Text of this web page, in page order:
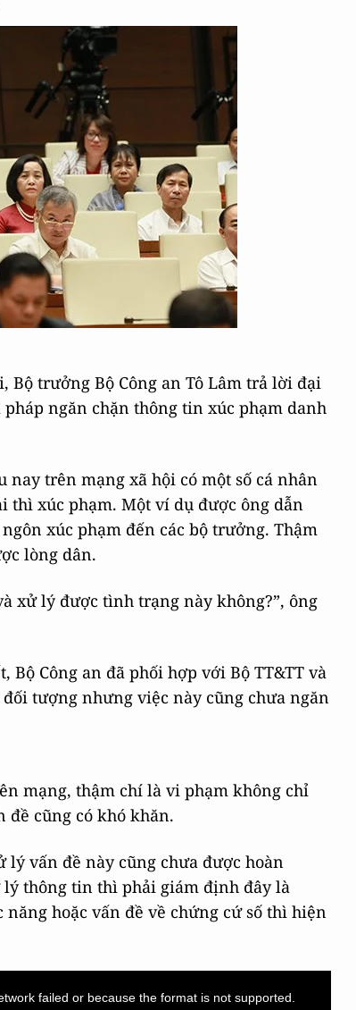
Bộ trưởng Bộ Công an Tô Lâm trả lời đại
ngăn chặn thông tin xúc phạm danh
nay trên mạng xã hội có một số cá nhân
xúc phạm. Một ví dụ được ông dẫn
xúc phạm đến các bộ trưởng. Thậm
lòng dân.
xử lý được tình trạng này không?”, ông
Công an đã phối hợp với Bộ TT&TT và
tượng nhưng việc này cũng chưa ngăn
mạng, thậm chí là vi phạm không chỉ
đề cũng có khó khăn.
lý vấn đề này cũng chưa được hoàn
thông tin thì phải giám định đây là
hoặc vấn đề về chứng cứ số thì hiện
failed or because the format is not supported.